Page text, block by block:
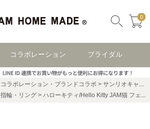
0
コラボレーション ブライダル
コラボレーション・ブランドコラボ
サンリオキャラクターズ
指輪・リング ハローキティ/Hello Kitty JAM猫 フェイス リング / 指輪